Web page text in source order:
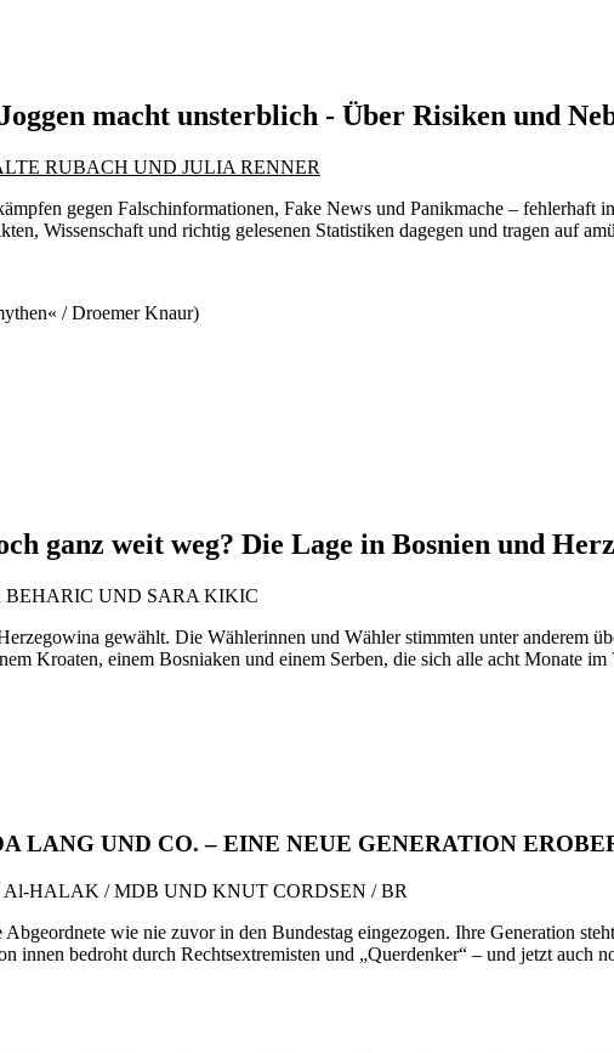
macht unsterblich - Über Risiken und
RUBACH UND JULIA RENNER
gegen Falschinformationen, Fake News und Panikmache – fehlerhaft
Wissenschaft und richtig gelesenen Statistiken dagegen und tragen auf
/ Droemer Knaur)
ganz weit weg? Die Lage in Bosnien und
UND SARA KIKIC
gewählt. Die Wählerinnen und Wähler stimmten unter anderem
Kroaten, einem Bosniaken und einem Serben, die sich alle acht Monate
LANG UND CO. – EINE NEUE GENERATION
HALAK / MDB UND KNUT CORDSEN / BR
wie nie zuvor in den Bundestag eingezogen. Ihre Generation
innen bedroht durch Rechtsextremisten und „Querdenker“ – und jetzt